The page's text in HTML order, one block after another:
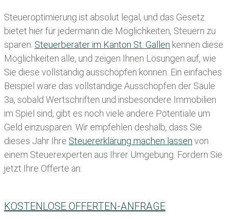
Steueroptimierung ist absolut legal, und das Gesetz
bietet hier für jedermann die Möglichkeiten, Steuern zu
sparen. Steuerberater im K anton St. Gallen kennen diese
Möglichkeiten alle, und zeigen Ihnen Lösungen auf, wie
Sie diese vollständig ausschöpfen können. Ein einfaches
Beispiel wäre das vollständige Ausschöpfen der Säule
3a, sobald Wertschriften und insbesondere Immobilien
im Spiel sind, gibt es noch viele andere Potentiale um
Geld einzusparen. Wir empfehlen deshalb, dass Sie
dieses Jahr Ihre Steuererklärung machen lassen von
einem Steuerexperten aus Ihrer Umgebung. Fordern Sie
jetzt Ihre Offerte an:
KOSTENLOSE OFFERTEN-ANFRAGE